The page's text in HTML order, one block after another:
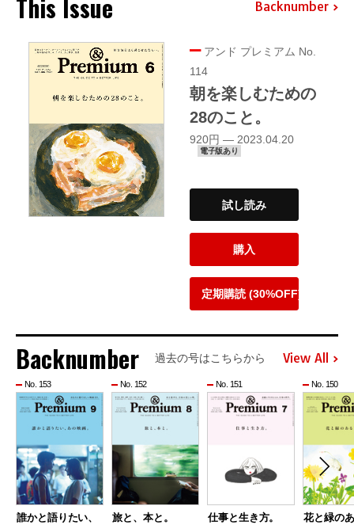
This Issue Backnumber
アンド プレミアム No.
114
朝を楽しむための
28のこと。
920円 — 2023.04.20
電子版あり
試し読み
購入
定期購読 (30%OFF)
Backnumber 過去の号はこちらから View All
No. 153
誰かと語りたい、
No. 152
旅と、本と。
No. 151
仕事と生き方。
No. 150
花と緑の